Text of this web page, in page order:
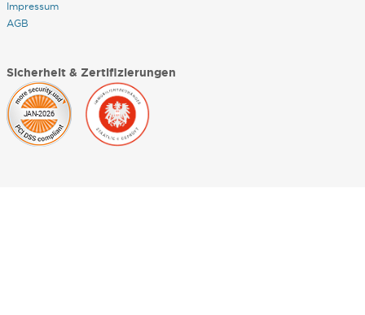
Impressum
AGB
Sicherheit & Zertifizierungen